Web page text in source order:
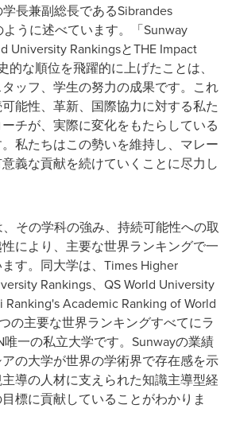
長兼副総長であるSibrandes
うに述べています。「Sunway
University RankingsとTHE Impact
的な順位を飛躍的に上げたことは、
ッフ、学生の努力の成果です。これ
能性、革新、国際協力に対する私た
チが、実際に変化をもたらしている
私たちはこの勢いを維持し、マレー
義な貢献を続けていくことに尽力し
その学科の強み、持続可能性への取
により、主要な世界ランキングで一
す。同大学は、Times Higher
Rankings、QS World University
Ranking's Academic Ranking of World
の主要な世界ランキングすべてにラ
唯一の私立大学です。Sunwayの業績
の大学が世界の学術界で存在感を示
導の人材に支えられた知識主導型経
標に貢献していることがわかりま